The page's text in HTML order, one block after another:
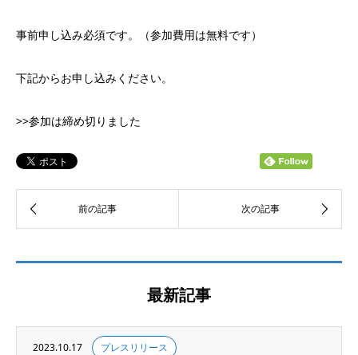
事前申し込み必須です。（参加費用は無料です）
下記からお申し込みください。
>>参加は締め切りました
最新記事
2023.10.17 プレスリリース